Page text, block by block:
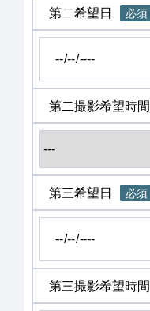
第二希望日 必須
第二撮影希望時間
第三希望日 必須
第三撮影希望時間